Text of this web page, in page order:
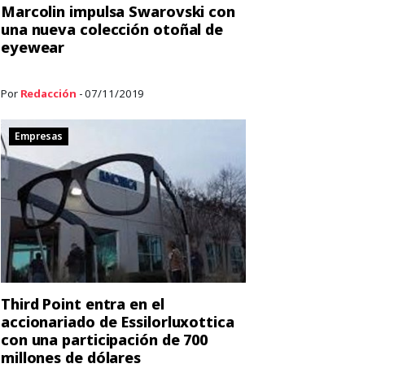
Marcolin impulsa Swarovski con
una nueva colección otoñal de
eyewear
Por Redacción - 07/11/2019
Empresas
Third Point entra en el
accionariado de Essilorluxottica
con una participación de 700
millones de dólares